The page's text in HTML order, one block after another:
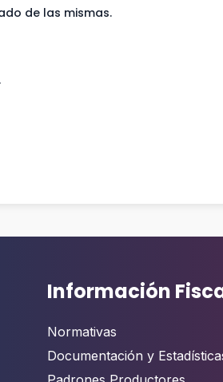
de las mismas.
Información
Normativas
Documentación y